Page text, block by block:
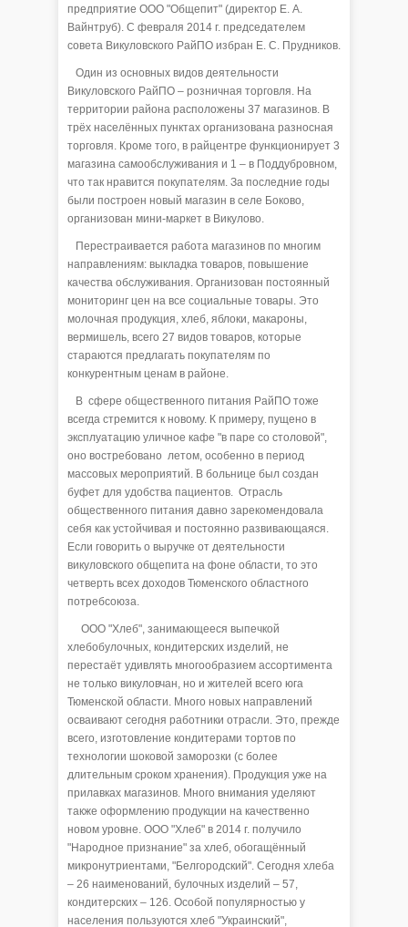
предприятие ООО "Общепит" (директор Е. А.
Вайнтруб). С февраля 2014 г. председателем
совета Викуловского РайПО избран Е. С. Прудников.
Один из основных видов деятельности
Викуловского РайПО – розничная торговля. На
территории района расположены 37 магазинов. В
трёх населённых пунктах организована разносная
торговля. Кроме того, в райцентре функционирует 3
магазина самообслуживания и 1 – в Поддубровном,
что так нравится покупателям. За последние годы
были построен новый магазин в селе Боково,
организован мини-маркет в Викулово.
Перестраивается работа магазинов по многим
направлениям: выкладка товаров, повышение
качества обслуживания. Организован постоянный
мониторинг цен на все социальные товары. Это
молочная продукция, хлеб, яблоки, макароны,
вермишель, всего 27 видов товаров, которые
стараются предлагать покупателям по
конкурентным ценам в районе.
В сфере общественного питания РайПО тоже
всегда стремится к новому. К примеру, пущено в
эксплуатацию уличное кафе "в паре со столовой",
оно востребовано летом, особенно в период
массовых мероприятий. В больнице был создан
буфет для удобства пациентов. Отрасль
общественного питания давно зарекомендовала
себя как устойчивая и постоянно развивающаяся.
Если говорить о выручке от деятельности
викуловского общепита на фоне области, то это
четверть всех доходов Тюменского областного
потребсоюза.
ООО "Хлеб", занимающееся выпечкой
хлебобулочных, кондитерских изделий, не
перестаёт удивлять многообразием ассортимента
не только викуловчан, но и жителей всего юга
Тюменской области. Много новых направлений
осваивают сегодня работники отрасли. Это, прежде
всего, изготовление кондитерами тортов по
технологии шоковой заморозки (с более
длительным сроком хранения). Продукция уже на
прилавках магазинов. Много внимания уделяют
также оформлению продукции на качественно
новом уровне. ООО "Хлеб" в 2014 г. получило
"Народное признание" за хлеб, обогащённый
микронутриентами, "Белгородский". Сегодня хлеба
– 26 наименований, булочных изделий – 57,
кондитерских – 126. Особой популярностью у
населения пользуются хлеб "Украинский",